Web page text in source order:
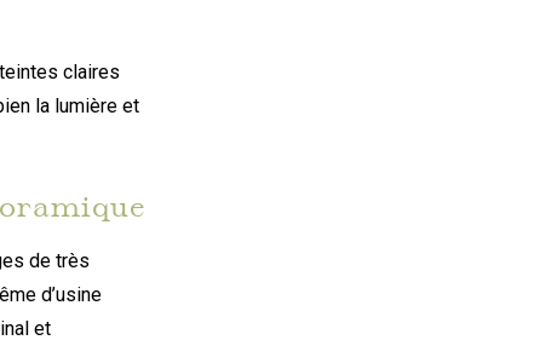
claires
la lumière et
de très
d’usine
et